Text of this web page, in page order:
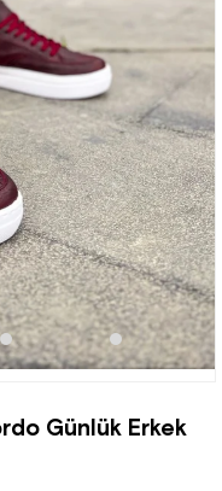
Günlük Erkek